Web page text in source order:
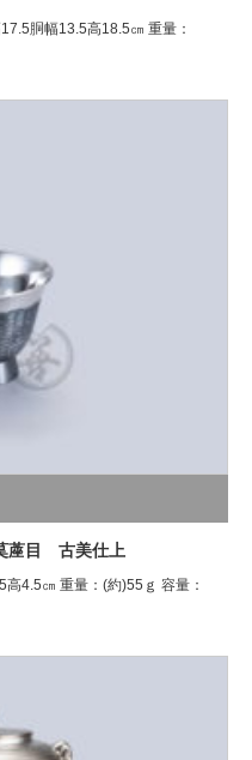
胴幅13.5高18.5㎝ 重量：
目 古美仕上
4.5㎝ 重量：(約)55ｇ 容量：